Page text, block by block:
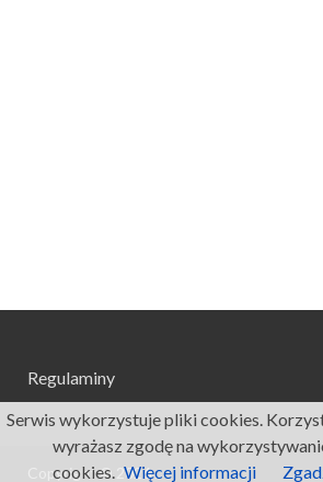
Regulaminy
Copyright © 2026.
Serwis wykorzystuje pliki cookies.
wyrażasz zgodę na
cookies. Więcej informacji